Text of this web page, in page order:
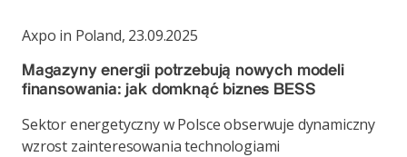
Axpo in Poland, 23.09.2025
Magazyny energii potrzebują nowych modeli
finansowania: jak domknąć biznes BESS
Sektor energetyczny w Polsce obserwuje dynamiczny
wzrost zainteresowania technologiami